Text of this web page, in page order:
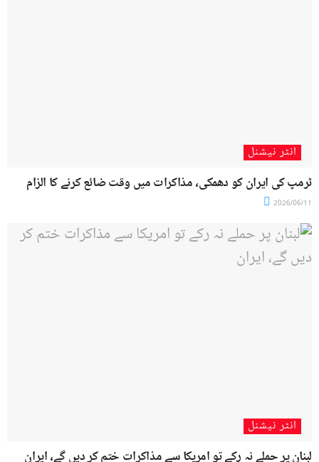
انٹر نیشنل
ٹرمپ کی ایران کو دھمکی، مذاکرات میں وقت ضائع کرنے کا الزام
2026/06/11
انٹر نیشنل
لبنان پر حملے نہ رکے تو امریکا سے مذاکرات ختم کر دیں گے، ایران